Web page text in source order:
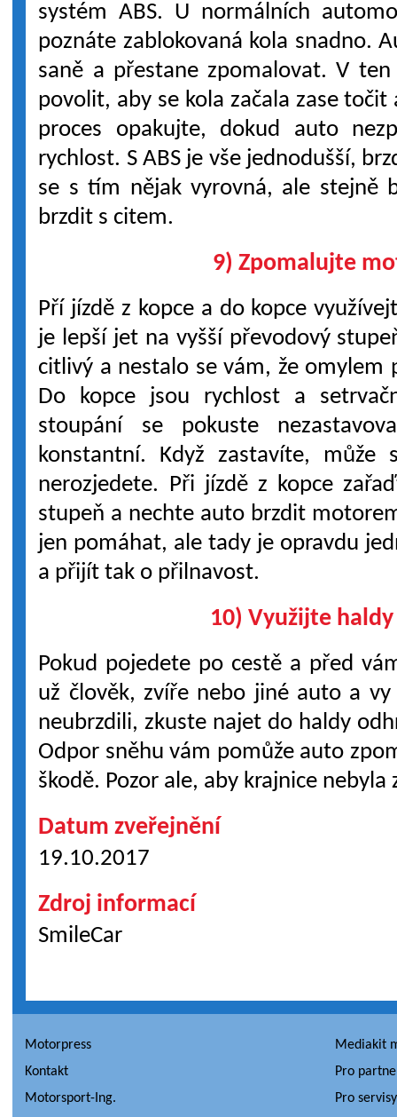
systém ABS. U normálních
poznáte zablokovaná kola snadno.
saně a přestane zpomalovat. V
povolit, aby se kola začala zase
proces opakujte, dokud auto
rychlost. S ABS je vše jednodušší,
se s tím nějak vyrovná, ale stejně
brzdit s citem.
9) Zpomalujte
Pří jízdě z kopce a do kopce
je lepší jet na vyšší převodový
citlivý a nestalo se vám, že omylem
Do kopce jsou rychlost a
stoupání se pokuste
konstantní. Když zastavíte,
nerozjedete. Při jízdě z kopce
stupeň a nechte auto brzdit
jen pomáhat, ale tady je opravdu
a přijít tak o přilnavost.
10) Využijte
Pokud pojedete po cestě a před
už člověk, zvíře nebo jiné auto a
neubrzdili, zkuste najet do haldy
Odpor sněhu vám pomůže auto
škodě. Pozor ale, aby krajnice nebyla
Datum zveřejnění
19.10.2017
Zdroj informací
SmileCar
Motorpress
Mediakit
Kontakt
Pro
Motorsport-Ing.
Pro servisy